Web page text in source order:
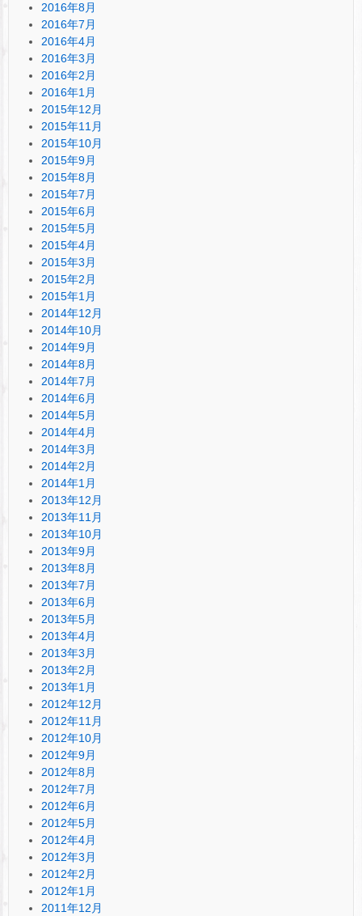
2016年8月
2016年7月
2016年4月
2016年3月
2016年2月
2016年1月
2015年12月
2015年11月
2015年10月
2015年9月
2015年8月
2015年7月
2015年6月
2015年5月
2015年4月
2015年3月
2015年2月
2015年1月
2014年12月
2014年10月
2014年9月
2014年8月
2014年7月
2014年6月
2014年5月
2014年4月
2014年3月
2014年2月
2014年1月
2013年12月
2013年11月
2013年10月
2013年9月
2013年8月
2013年7月
2013年6月
2013年5月
2013年4月
2013年3月
2013年2月
2013年1月
2012年12月
2012年11月
2012年10月
2012年9月
2012年8月
2012年7月
2012年6月
2012年5月
2012年4月
2012年3月
2012年2月
2012年1月
2011年12月